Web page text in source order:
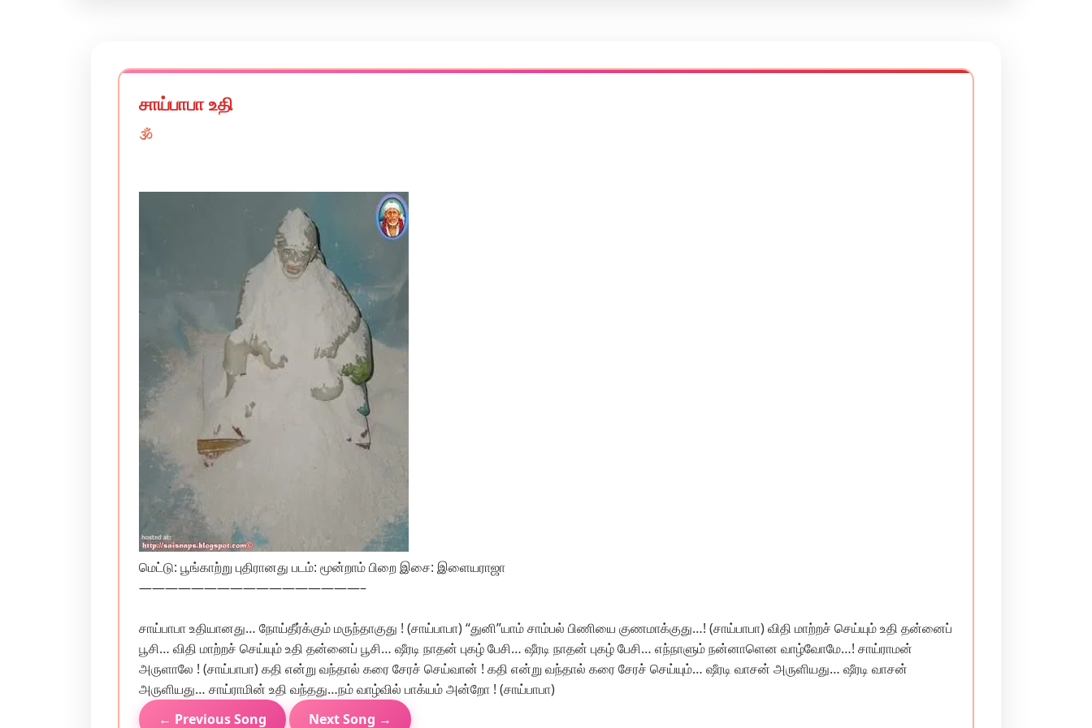
சாய்பாபா உதி
🕉️
மெட்டு: பூங்காற்று புதிரானது படம்: மூன்றாம் பிறை இசை: இளையராஜா
—————————————————–
சாய்பாபா உதியானது… நோய்தீர்க்கும் மருந்தாகுது ! (சாய்பாபா) “துனி”யாம் சாம்பல் பிணியை குணமாக்குது…! (சாய்பாபா) விதி மாற்றச் செய்யும் உதி தன்னைப்
பூசி… விதி மாற்றச் செய்யும் உதி தன்னைப் பூசி… ஷீரடி நாதன் புகழ் பேசி… ஷீரடி நாதன் புகழ் பேசி… எந்நாளும் நன்னாளென வாழ்வோமே…! சாய்ராமன்
அருளாலே ! (சாய்பாபா) கதி என்று வந்தால் கரை சேரச் செய்வான் ! கதி என்று வந்தால் கரை சேரச் செய்யும்… ஷீரடி வாசன் அருளியது… ஷீரடி வாசன்
அருளியது… சாய்ராமின் உதி வந்தது…நம் வாழ்வில் பாக்யம் அன்றோ ! (சாய்பாபா)
← Previous Song
Next Song →